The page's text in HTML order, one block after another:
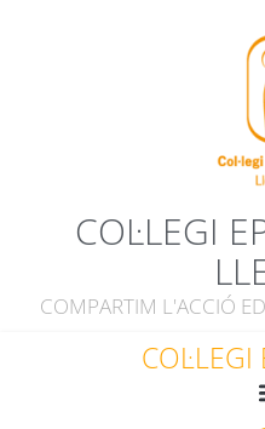
COL·LEGI
COMPARTIM L'ACCIÓ